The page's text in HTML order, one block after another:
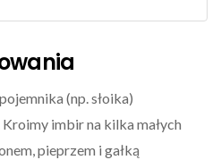
(np. słoika)
imbir na kilka małych
pieprzem i gałką